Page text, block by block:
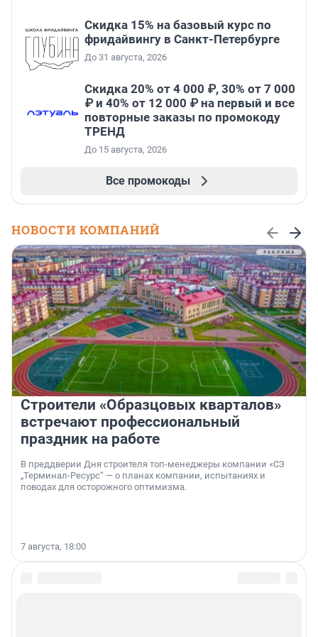
Скидка 15% на базовый курс по
фридайвингу в Санкт-Петербурге
До 31 августа, 2026
Скидка 20% от 4 000 ₽, 30% от 7 000
₽ и 40% от 12 000 ₽ на первый и все
повторные заказы по промокоду
ТРЕНД
До 15 августа, 2026
Все промокоды
НОВОСТИ КОМПАНИЙ
Строители «Образцовых кварталов»
встречают профессиональный
праздник на работе
В преддверии Дня строителя топ-менеджеры компании «СЗ
„Терминал-Ресурс“ — о планах компании, испытаниях и
поводах для осторожного оптимизма.
7 августа, 18:00